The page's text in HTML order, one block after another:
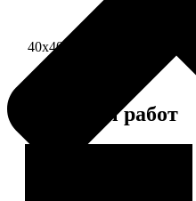
40х40 односторонняя печать
Примеры работ